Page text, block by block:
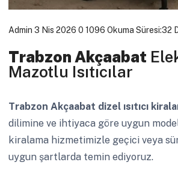
Admin 3 Nis 2026 0 1096 Okuma Süresi:32
Trabzon Akçaabat
Mazotlu Isıtıcılar
Trabzon Akçaabat dizel ısıtıcı
dilimine ve ihtiyaca göre uygun model
kiralama hizmetimizle geçici veya
uygun şartlarda temin ediyoruz.